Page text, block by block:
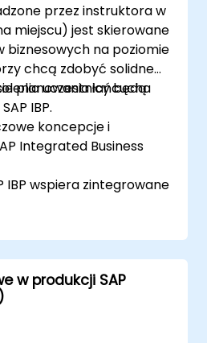
w SAP S/4HANA.
przez instruktora w
miejscu) jest skierowane
biznesowych na poziomie
chcą zdobyć solidne
planowania łańcucha
IBP.
uczestnicy będą
koncepcje i
Integrated Business
IBP wspiera zintegrowane
modułami SAP IBP
doświadczenie w
użytkownika i
w produkcji SAP